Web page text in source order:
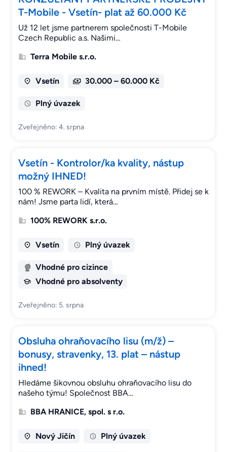
T-Mobile - Vsetín- plat až 60.000 Kč
Už 12 let jsme partnerem společnosti T-Mobile
Czech Republic a.s. Našimi…
Terra Mobile s.r.o.
Vsetín 30.000 – 60.000 Kč
Plný úvazek
Zveřejněno: 4. srpna
Vsetín - Kontrolor/ka kvality, nástup
možný IHNED!
100 % REWORK – Kvalita na prvním místě. Přidej se k
nám! Jsme parta lidí, která…
100% REWORK s.r.o.
Vsetín Plný úvazek
Vhodné pro cizince
Vhodné pro absolventy
Zveřejněno: 5. srpna
Obsluha ohraňovacího lisu (m/ž) –
bonusy, stravenky, 13. plat – nástup
ihned!
Hledáme šikovnou obsluhu ohraňovacího lisu do
našeho týmu! Společnost BBA…
BBA HRANICE, spol. s r.o.
Nový Jičín Plný úvazek